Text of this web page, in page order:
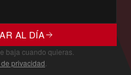
AL DÍA
baja cuando quieras.
privacidad